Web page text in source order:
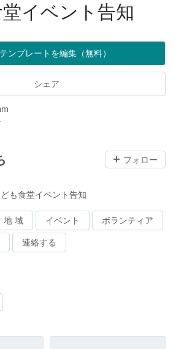
イベント告知
ンプレートを編集（無料）
シェア
フォロー
も食堂イベント告知
地 域 イベント ボランティア
連絡する